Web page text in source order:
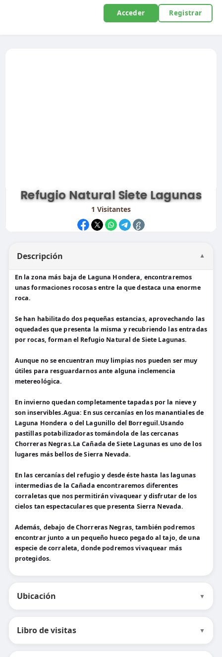
Acceder Registrar
Refugio Natural Siete Lagunas
1 Visitantes
Descripción ▼
En la zona más baja de Laguna Hondera, encontraremos
unas formaciones rocosas entre la que destaca una enorme
roca.
Se han habilitado dos pequeñas estancias, aprovechando las
oquedades que presenta la misma y recubriendo las entradas
por rocas, forman el Refugio Natural de Siete Lagunas.
Aunque no se encuentran muy limpias nos pueden ser muy
útiles para resguardarnos ante alguna inclemencia
metereológica.
En invierno quedan completamente tapadas por la nieve y
son inservibles.Agua: En sus cercanías en los manantiales de
Laguna Hondera o del Lagunillo del Borreguil.Usando
pastillas potabilizadoras tomándola de las cercanas
Chorreras Negras.La Cañada de Siete Lagunas es uno de los
lugares más bellos de Sierra Nevada.
En las cercanías del refugio y desde éste hasta las lagunas
intermedias de la Cañada encontraremos diferentes
corraletas que nos permitirán vivaquear y disfrutar de los
cielos tan espectaculares que presenta Sierra Nevada.
Además, debajo de Chorreras Negras, también podremos
encontrar junto a un pequeño hueco pegado al tajo, de una
especie de corraleta, donde podremos vivaquear más
protegidos.
Ubicación ▼
Libro de visitas ▼